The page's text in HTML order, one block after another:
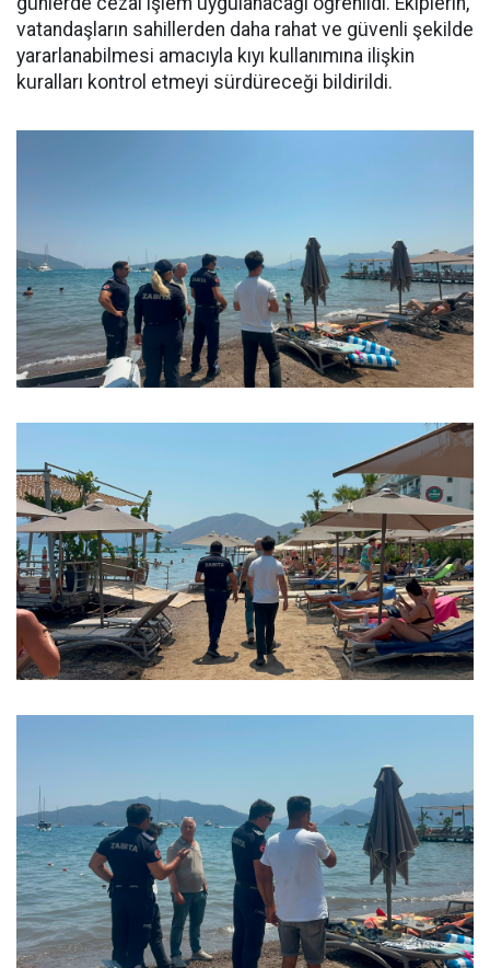
vatandaşların sahillerden daha rahat ve güvenli şekilde
yararlanabilmesi amacıyla kıyı kullanımına ilişkin
kuralları kontrol etmeyi sürdüreceği bildirildi.